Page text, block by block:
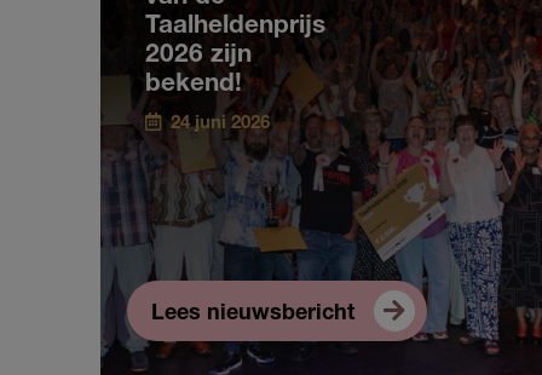
Taalheldenprijs
2026 zijn
bekend!
24 juni 2026
Lees nieuwsbericht